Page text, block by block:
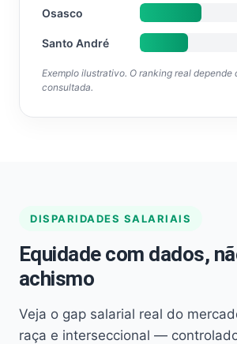
Osasco
Santo André
Exemplo ilustrativo. O ranking real depende
consultada.
DISPARIDADES SALARIAIS
Equidade com dados,
achismo
Veja o gap salarial real do
raça e interseccional —